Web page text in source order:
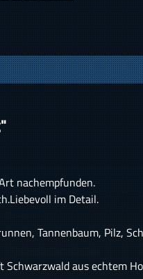
nachempfunden.
im Detail.
Tannenbaum, Pilz,
aus echtem